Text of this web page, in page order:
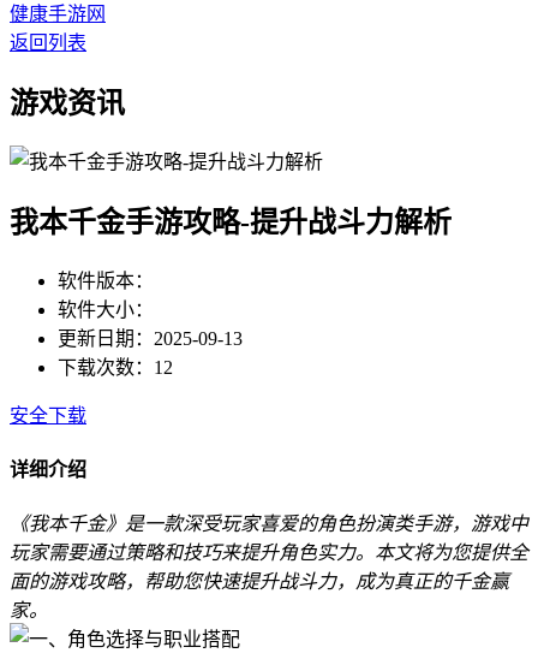
健康手游网
返回列表
游戏资讯
我本千金手游攻略-提升战斗力解析
软件版本：
软件大小：
更新日期：2025-09-13
下载次数：12
安全下载
详细介绍
《我本千金》是一款深受玩家喜爱的角色扮演类手游，游戏中
玩家需要通过策略和技巧来提升角色实力。本文将为您提供全
面的游戏攻略，帮助您快速提升战斗力，成为真正的千金赢
家。